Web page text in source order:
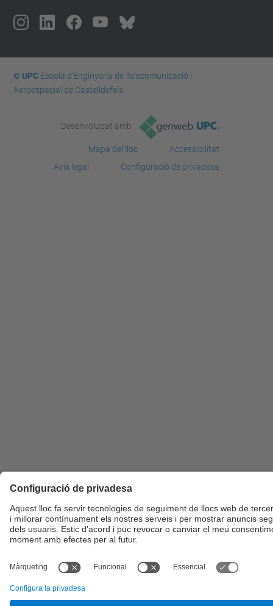
© UPCEscola d'Enginyeria de Telecomunicació i
Aeroespacial de Castelldefels
Desenvolupat amb
Mapa del lloc
Accessibilitat
Avís legal
Configuració de privadesa